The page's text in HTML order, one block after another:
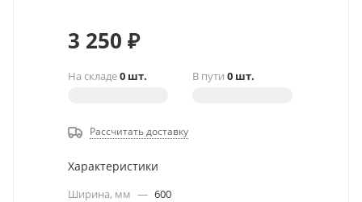
3 250 ₽
На складе0 шт. В пути 0 шт.
Рассчитать доставку
Характеристики
Ширина, мм — 600